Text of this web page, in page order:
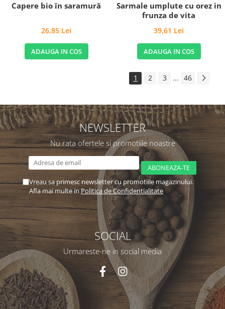
Capere bio în saramură
26,85 Lei
ADAUGA IN COS
Sarmale umplute cu orez in
frunza de vita
39,61 Lei
ADAUGA IN COS
1 2 3 ... 46
NEWSLETTER
Nu rata ofertele si promotiile noastre
Vreau sa primesc newsletter cu promotiile magazinului.
Afla mai multe inPolitica de Confidentialitate
SOCIAL
Urmareste-ne in social media